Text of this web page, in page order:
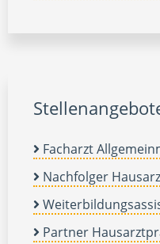
Facharzt
Nachfolger
Partner